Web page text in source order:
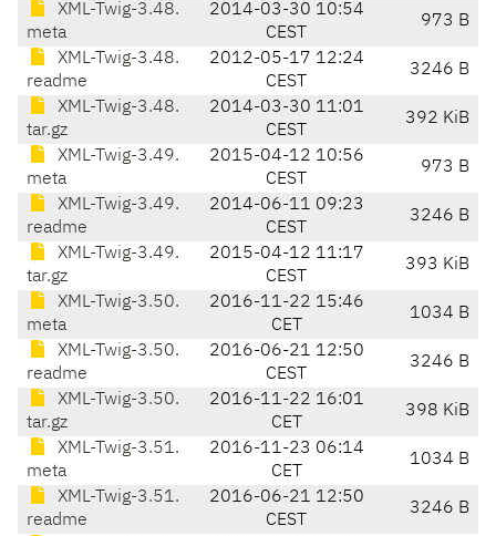
XML-Twig-3.48.
meta
2014-03-30 10:54
CEST
973 B
XML-Twig-3.48.
readme
2012-05-17 12:24
CEST
3246 B
XML-Twig-3.48.
tar.gz
2014-03-30 11:01
CEST
392 KiB
XML-Twig-3.49.
meta
2015-04-12 10:56
CEST
973 B
XML-Twig-3.49.
readme
2014-06-11 09:23
CEST
3246 B
XML-Twig-3.49.
tar.gz
2015-04-12 11:17
CEST
393 KiB
XML-Twig-3.50.
meta
2016-11-22 15:46
CET
1034 B
XML-Twig-3.50.
readme
2016-06-21 12:50
CEST
3246 B
XML-Twig-3.50.
tar.gz
2016-11-22 16:01
CET
398 KiB
XML-Twig-3.51.
meta
2016-11-23 06:14
CET
1034 B
XML-Twig-3.51.
readme
2016-06-21 12:50
CEST
3246 B